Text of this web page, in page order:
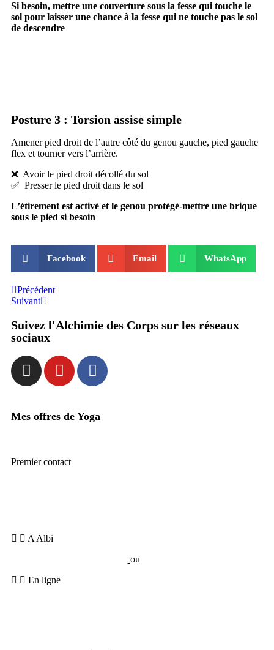
Si besoin, mettre une couverture sous la fesse qui touche le
sol pour laisser une chance à la fesse qui ne touche pas le sol
de descendre
Posture 3 : Torsion assise simple
Amener pied droit de l’autre côté du genou gauche, pied gauche
flex et tourner vers l’arrière.
❌ Avoir le pied droit décollé du sol
✅ Presser le pied droit dans le sol
L’étirement est activé et le genou protégé-mettre une brique
sous le pied si besoin
Facebook Email WhatsApp
Précédent
Suivant
Suivez l'Alchimie des Corps sur les réseaux
sociaux
Mes offres de Yoga
Premier contact
A Albi
ou
En ligne